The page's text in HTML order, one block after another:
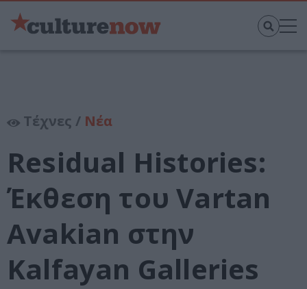
Τέχνες / Νέα
Residual Histories:
Έκθεση του Vartan
Avakian στην
Kalfayan Galleries